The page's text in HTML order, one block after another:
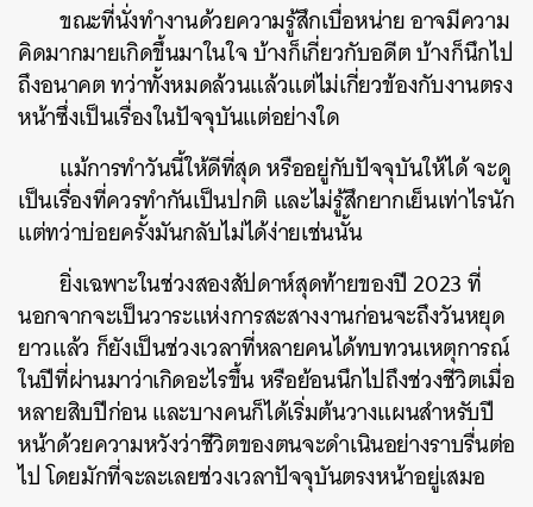
ขณะที่นั่งทำงานด้วยความรู้สึกเบื่อหน่าย อาจมีความ
คิดมากมายเกิดขึ้นมาในใจ บ้างก็เกี่ยวกับอดีต บ้างก็นึกไป
ถึงอนาคต ทว่าทั้งหมดล้วนแล้วแต่ไม่เกี่ยวข้องกับงานตรง
หน้าซึ่งเป็นเรื่องในปัจจุบันแต่อย่างใด
แม้การทำวันนี้ให้ดีที่สุด หรืออยู่กับปัจจุบันให้ได้ จะดู
เป็นเรื่องที่ควรทำกันเป็นปกติ และไม่รู้สึกยากเย็นเท่าไรนัก
แต่ทว่าบ่อยครั้งมันกลับไม่ได้ง่ายเช่นนั้น
ยิ่งเฉพาะในช่วงสองสัปดาห์สุดท้ายของปี 2023 ที่
นอกจากจะเป็นวาระแห่งการสะสางงานก่อนจะถึงวันหยุด
ยาวแล้ว ก็ยังเป็นช่วงเวลาที่หลายคนได้ทบทวนเหตุการณ์
ในปีที่ผ่านมาว่าเกิดอะไรขึ้น หรือย้อนนึกไปถึงช่วงชีวิตเมื่อ
หลายสิบปีก่อน และบางคนก็ได้เริ่มต้นวางแผนสำหรับปี
หน้าด้วยความหวังว่าชีวิตของตนจะดำเนินอย่างราบรื่นต่อ
ไป โดยมักที่จะละเลยช่วงเวลาปัจจุบันตรงหน้าอยู่เสมอ